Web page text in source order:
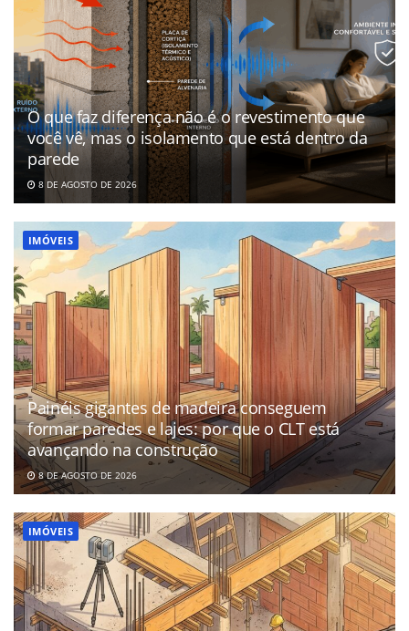
O que faz diferença não é o revestimento que
você vê, mas o isolamento que está dentro da
parede
8 DE AGOSTO DE 2026
IMÓVEIS
Painéis gigantes de madeira conseguem
formar paredes e lajes: por que o CLT está
avançando na construção
8 DE AGOSTO DE 2026
IMÓVEIS